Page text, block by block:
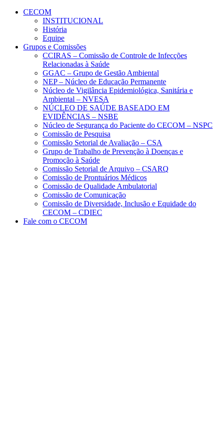
Conteúdo principal
CECOM
INSTITUCIONAL
História
Equipe
Grupos e Comissões
CCIRAS – Comissão de Controle de Infecções
Relacionadas à Saúde
GGAC – Grupo de Gestão Ambiental
NEP – Núcleo de Educação Permanente
Núcleo de Vigilância Epidemiológica, Sanitária e
Ambiental – NVESA
NÚCLEO DE SAÚDE BASEADO EM
EVIDÊNCIAS – NSBE
Núcleo de Segurança do Paciente do CECOM – NSPC
Comissão de Pesquisa
Comissão Setorial de Avaliação – CSA
Grupo de Trabalho de Prevenção à Doenças e
Promoção à Saúde
Comissão Setorial de Arquivo – CSARQ
Comissão de Prontuários Médicos
Comissão de Qualidade Ambulatorial
Comissão de Comunicação
Comissão de Diversidade, Inclusão e Equidade do
CECOM – CDIEC
Fale com o CECOM